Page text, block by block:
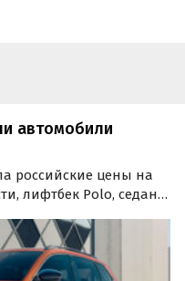
автомобили
российские цены на
лифтбек Polo, седан